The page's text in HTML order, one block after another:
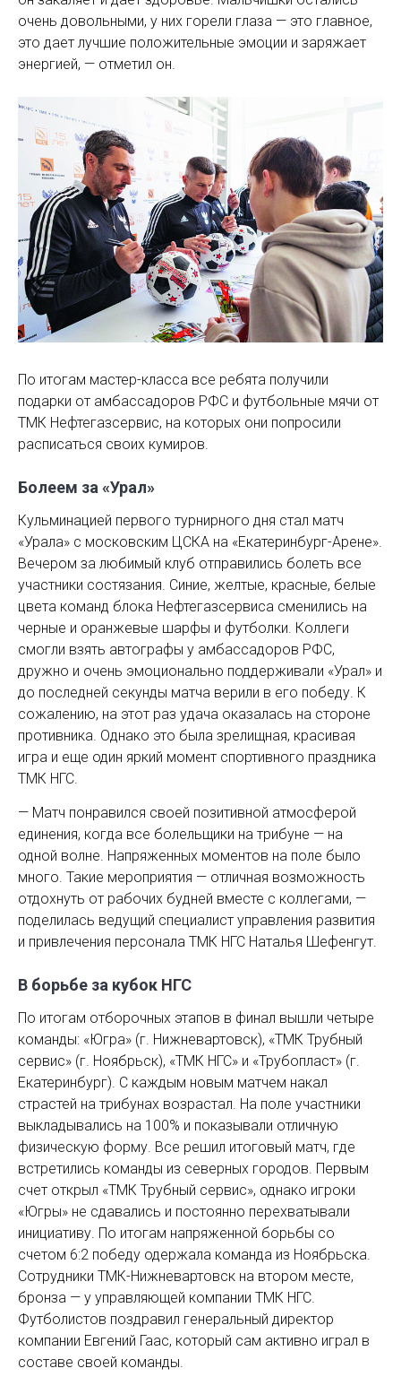
очень довольными, у них горели глаза — это главное,
это дает лучшие положительные эмоции и заряжает
энергией, — отметил он.
По итогам мастер-класса все ребята получили
подарки от амбассадоров РФС и футбольные мячи от
ТМК Нефтегазсервис, на которых они попросили
расписаться своих кумиров.
Болеем за «Урал»
Кульминацией первого турнирного дня стал матч
«Урала» с московским ЦСКА на «Екатеринбург-Арене».
Вечером за любимый клуб отправились болеть все
участники состязания. Синие, желтые, красные, белые
цвета команд блока Нефтегазсервиса сменились на
черные и оранжевые шарфы и футболки. Коллеги
смогли взять автографы у амбассадоров РФС,
дружно и очень эмоционально поддерживали «Урал» и
до последней секунды матча верили в его победу. К
сожалению, на этот раз удача оказалась на стороне
противника. Однако это была зрелищная, красивая
игра и еще один яркий момент спортивного праздника
ТМК НГС.
— Матч понравился своей позитивной атмосферой
единения, когда все болельщики на трибуне — на
одной волне. Напряженных моментов на поле было
много. Такие мероприятия — отличная возможность
отдохнуть от рабочих будней вместе с коллегами, —
поделилась ведущий специа­лист управления развития
и привлечения персонала ТМК НГС Наталья Шефенгут.
В борьбе за кубок НГС
По итогам отборочных этапов в финал вышли четыре
команды: «Югра» (г. Нижневартовск), «ТМК Трубный
сервис» (г. Ноябрьск), «ТМК НГС» и «Трубопласт» (г.
Екатеринбург). С каждым новым матчем накал
страстей на трибунах возрастал. На поле участники
выкладывались на 100% и показывали отличную
физическую форму. Все решил итоговый матч, где
встретились команды из северных городов. Первым
счет открыл «ТМК Трубный сервис», однако игроки
«Югры» не сдавались и постоянно перехватывали
инициативу. По итогам напряженной борьбы со
счетом 6:2 победу одержала команда из Ноябрьска.
Сотрудники ТМК-Нижневартовск на втором месте,
бронза — у управляющей компании ТМК НГС.
Футболистов поздравил генеральный директор
компании Евгений Гаас, который сам активно играл в
составе своей команды.